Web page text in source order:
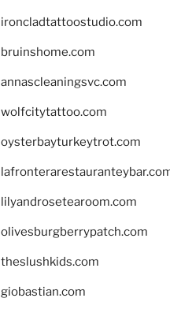
ironcladtattoostudio.com
bruinshome.com
annascleaningsvc.com
wolfcitytattoo.com
oysterbayturkeytrot.com
lilyandrosetearoom.com
olivesburgberrypatch.com
theslushkids.com
giobastian.com